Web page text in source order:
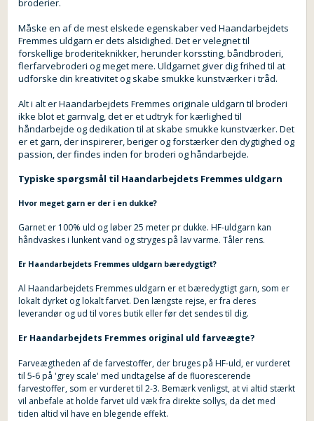
broderier.
Måske en af ​​de mest elskede egenskaber ved Haandarbejdets
Fremmes uldgarn er dets alsidighed. Det er velegnet til
forskellige broderiteknikker, herunder korssting, båndbroderi,
flerfarvebroderi og meget mere. Uldgarnet giver dig frihed til at
udforske din kreativitet og skabe smukke kunstværker i tråd.
Alt i alt er Haandarbejdets Fremmes originale uldgarn til broderi
ikke blot et garnvalg, det er et udtryk for kærlighed til
håndarbejde og dedikation til at skabe smukke kunstværker. Det
er et garn, der inspirerer, beriger og forstærker den dygtighed og
passion, der findes inden for broderi og håndarbejde.
Typiske spørgsmål til Haandarbejdets Fremmes uldgarn
Hvor meget garn er der i en dukke?
Garnet er 100% uld og løber 25 meter pr dukke. HF-uldgarn kan
håndvaskes i lunkent vand og stryges på lav varme. Tåler rens.
Er Haandarbejdets Fremmes uldgarn bæredygtigt?
Al Haandarbejdets Fremmes uldgarn er et bæredygtigt garn, som er
lokalt dyrket og lokalt farvet. Den længste rejse, er fra deres
leverandør og ud til vores butik eller før det sendes til dig.
Er Haandarbejdets Fremmes original uld farveægte?
Farveægtheden af de farvestoffer, der bruges på HF-uld, er vurderet
til 5-6 på 'grey scale' med undtagelse af de fluorescerende
farvestoffer, som er vurderet til 2-3. Bemærk venligst, at vi altid stærkt
vil anbefale at holde farvet uld væk fra direkte sollys, da det med
tiden altid vil have en blegende effekt.